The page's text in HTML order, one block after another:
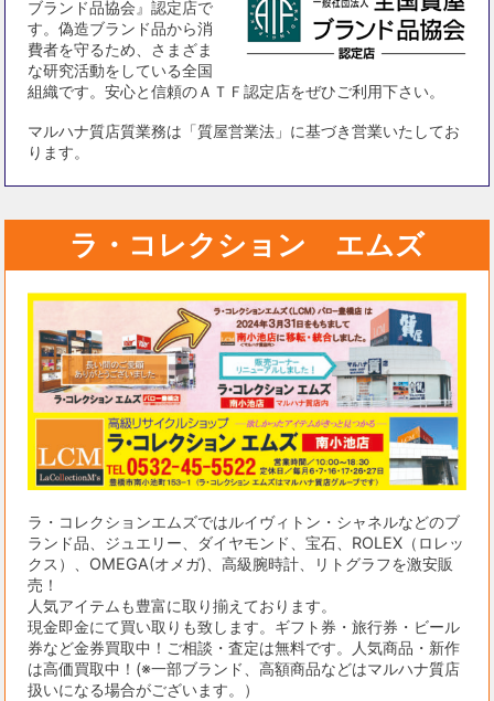
ブランド品協会』認定店で
す。偽造ブランド品から消
費者を守るため、さまざま
な研究活動をしている全国
組織です。安心と信頼のＡＴＦ認定店をぜひご利用下さい。
マルハナ質店質業務は「質屋営業法」に基づき営業いたしてお
ります。
ラ・コレクション エムズ
ラ・コレクションエムズではルイヴィトン・シャネルなどのブ
ランド品、ジュエリー、ダイヤモンド、宝石、ROLEX（ロレッ
クス）、OMEGA(オメガ)、高級腕時計、リトグラフを激安販
売！
人気アイテムも豊富に取り揃えております。
現金即金にて買い取りも致します。ギフト券・旅行券・ビール
券など金券買取中！ご相談・査定は無料です。人気商品・新作
は高価買取中！(※一部ブランド、高額商品などはマルハナ質店
扱いになる場合がございます。）